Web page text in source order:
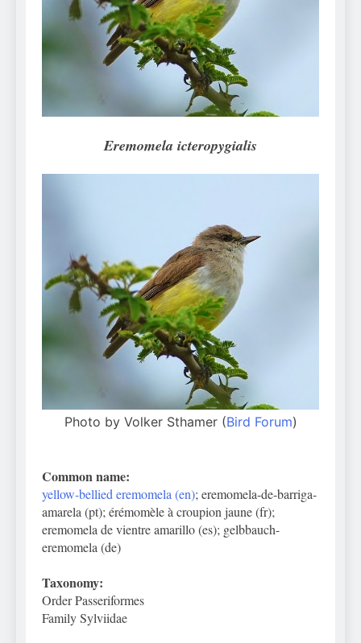
Can Bulldogs Play Fetch?
And How to Train Them!
7 Năm Ago
How Often Do I Need to
Groom My Bulldog
Eremomela icteropygialis
Photo by Volker Sthamer (Bird Forum)
Common name:
yellow-bellied eremomela (en); eremomela-de-barriga-
amarela (pt); érémomèle à croupion jaune (fr);
eremomela de vientre amarillo (es); gelbbauch-
eremomela (de)
Taxonomy:
Order Passeriformes
Family Sylviidae